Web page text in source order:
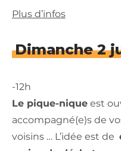
Plus d’infos
Dimanche 2
-12h
Le pique-nique est
accompagné(e)s de
voisins … L’idée est de